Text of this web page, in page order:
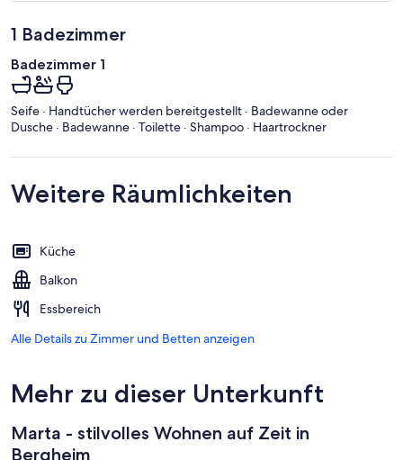
1 Badezimmer
Badezimmer 1
Seife · Handtücher werden bereitgestellt · Badewanne oder
Dusche · Badewanne · Toilette · Shampoo · Haartrockner
Weitere Räumlichkeiten
Küche
Balkon
Essbereich
Alle Details zu Zimmer und Betten anzeigen
Mehr zu dieser Unterkunft
Marta - stilvolles Wohnen auf Zeit in
Bergheim